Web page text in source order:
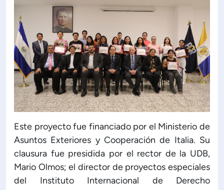
Este proyecto fue financiado por el Ministerio de
Asuntos Exteriores y Cooperación de Italia. Su
clausura fue presidida por el rector de la UDB,
Mario Olmos; el director de proyectos especiales
del Instituto Internacional de Derecho